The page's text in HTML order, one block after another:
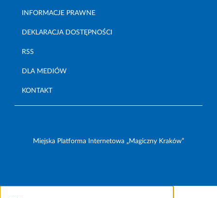
INFORMACJE PRAWNE
DEKLARACJA DOSTĘPNOŚCI
RSS
DLA MEDIÓW
KONTAKT
Miejska Platforma Internetowa „Magiczny Kraków”